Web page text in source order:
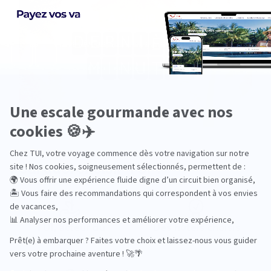
Pourquoi choisir TUI ?
TUI, acteur du
tourisme durable
Des hôtels choisis
avec soin